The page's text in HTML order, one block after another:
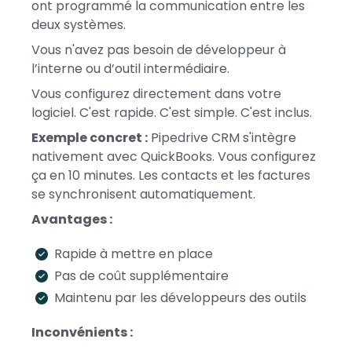
ont programmé la communication entre les
deux systèmes.
Vous n'avez pas besoin de développeur à
l’interne ou d’outil intermédiaire.
Vous configurez directement dans votre
logiciel. C'est rapide. C'est simple. C'est inclus.
Exemple concret : Pipedrive CRM s'intègre
nativement avec QuickBooks. Vous configurez
ça en 10 minutes. Les contacts et les factures
se synchronisent automatiquement.
Avantages :
Rapide à mettre en place
Pas de coût supplémentaire
Maintenu par les développeurs des outils
Inconvénients :